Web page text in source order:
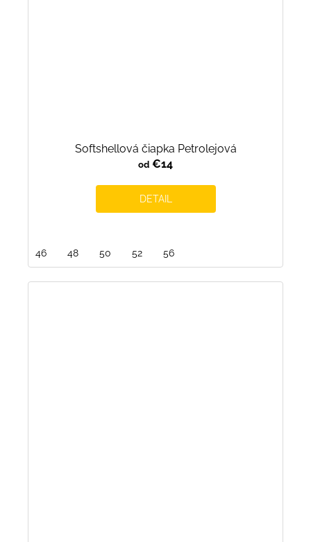
Softshellová čiapka Petrolejová
od €14
DETAIL
46 48 50 52 56